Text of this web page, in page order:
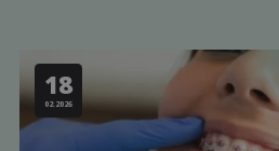
18
02.2026